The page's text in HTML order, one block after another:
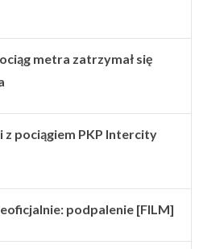
metra zatrzymał się
pociągiem PKP Intercity
podpalenie [FILM]